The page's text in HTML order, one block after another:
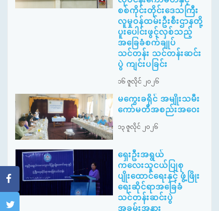
စစ်ကိုင်းတိုင်းဒေသကြီး
လူမှုဝန်ထမ်းဦးစီးဌာနတို့
ပူးပေါင်းဖွင့်လှစ်သည့်
အခြေခံစက်ချုပ်
သင်တန်း သင်တန်းဆင်း
ပွဲ ကျင်းပခြင်း
၁၆ ဇူလိုင် ၂၀၂၆
မကွေးခရိုင် အမျိုးသမီး
ကော်မတီအစည်းအဝေး
၁၃ ဇူလိုင် ၂၀၂၆
ရှေးဦးအရွယ်
ကလေးသူငယ်ပြုစု
ပျိုးထောင်ရေးနှင့် ဖွံ့ဖြိုး
ရေးဆိုင်ရာအခြေခံ
သင်တန်းဆင်းပွဲ
အခမ်းအနား